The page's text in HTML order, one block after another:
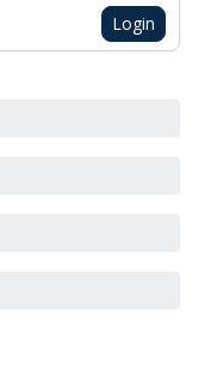
Login